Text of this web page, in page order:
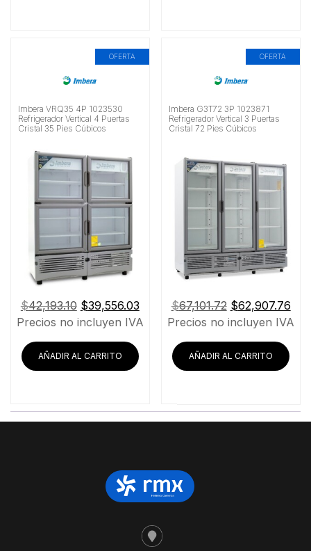
OFERTA
Imbera VRQ35 4P 1023530
Refrigerador Vertical 4 Puertas
Cristal 35 Pies Cúbicos
$42,193.10 El
precio
era:
$42,193.10.
$39,556.03El
precio
es:
$39,556.03.
Precios no incluyen IVA
AÑADIR AL CARRITO
OFERTA
Imbera G3T72 3P 1023871
Refrigerador Vertical 3 Puertas
Cristal 72 Pies Cúbicos
$67,101.72 El
precio
era:
$67,101.72.
$62,907.76El
Precios no incluyen IVA
AÑADIR AL CARRITO